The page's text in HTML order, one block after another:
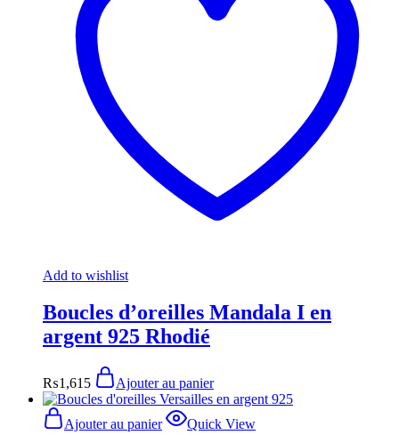
Add to wishlist
Boucles d’oreilles Mandala I en
argent 925 Rhodié
₨1,615 Ajouter au panier
Ajouter au panier Quick View